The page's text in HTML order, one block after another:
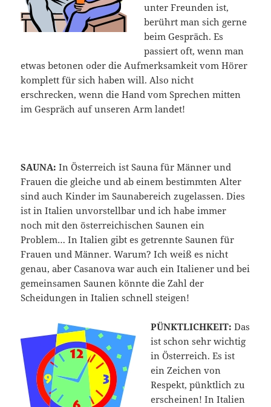
unter Freunden ist,
berührt man sich gerne
beim Gespräch. Es
passiert oft, wenn man
etwas betonen oder die Aufmerksamkeit vom Hörer
komplett für sich haben will. Also nicht
erschrecken, wenn die Hand vom Sprechen mitten
im Gespräch auf unseren Arm landet!
SAUNA: In Österreich ist Sauna für Männer und
Frauen die gleiche und ab einem bestimmten Alter
sind auch Kinder im Saunabereich zugelassen. Dies
ist in Italien unvorstellbar und ich habe immer
noch mit den österreichischen Saunen ein
Problem… In Italien gibt es getrennte Saunen für
Frauen und Männer. Warum? Ich weiß es nicht
genau, aber Casanova war auch ein Italiener und bei
gemeinsamen Saunen könnte die Zahl der
Scheidungen in Italien schnell steigen!
PÜNKTLICHKEIT: Das
ist schon sehr wichtig
in Österreich. Es ist
ein Zeichen von
Respekt, pünktlich zu
erscheinen! In Italien